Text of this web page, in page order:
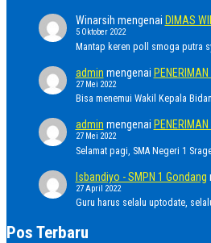
Winarsih mengenai DIMAS
5 Oktober 2022
Mantap keren poll smoga putra
admin mengenai
27 Mei 2022
Bisa menemui Wakil Kepala
admin mengenai
27 Mei 2022
Selamat pagi, SMA Negeri 1
Isbandiyo - SMPN 1 Gondang
27 April 2022
Guru harus selalu uptodate,
Pos Terbaru